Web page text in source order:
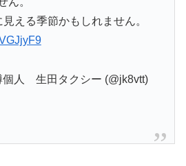
える季節かもしれません。
人 生田タクシー (@jk8vtt)